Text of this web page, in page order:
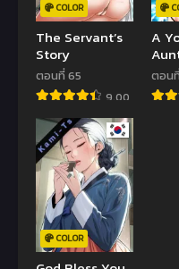
COLOR
The Servant’s
Story
ตอนที่ 65
9.00
A
ตอน
COLOR